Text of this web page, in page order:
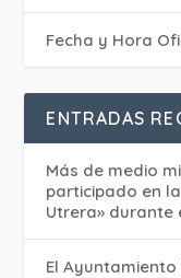
Fecha y Hora
ENTRADAS
Más de medio
participado en
Utrera» durante
El